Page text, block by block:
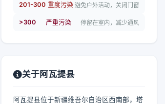
201-300 重度污染 避免户外活动，关闭门窗
>300 严重污染 停留在室内，减少通风
关于阿瓦提县
阿瓦提县位于新疆维吾尔自治区西南部，塔